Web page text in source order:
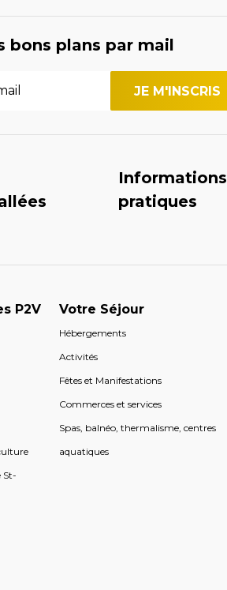
bons plans par mail
Informations
pratiques
P2V
St-
Votre Séjour
Hébergements
Activités
Fêtes et Manifestations
Commerces et services
Spas, balnéo, thermalisme, centres
aquatiques